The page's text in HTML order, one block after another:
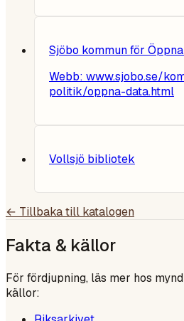
Sjöbo kommun för
Webb: www.sjobo.se/
politik/oppna-data.html
Vollsjö bibliotek
← Tillbaka till katalogen
Fakta & källor
För fördjupning, läs mer hos
källor: